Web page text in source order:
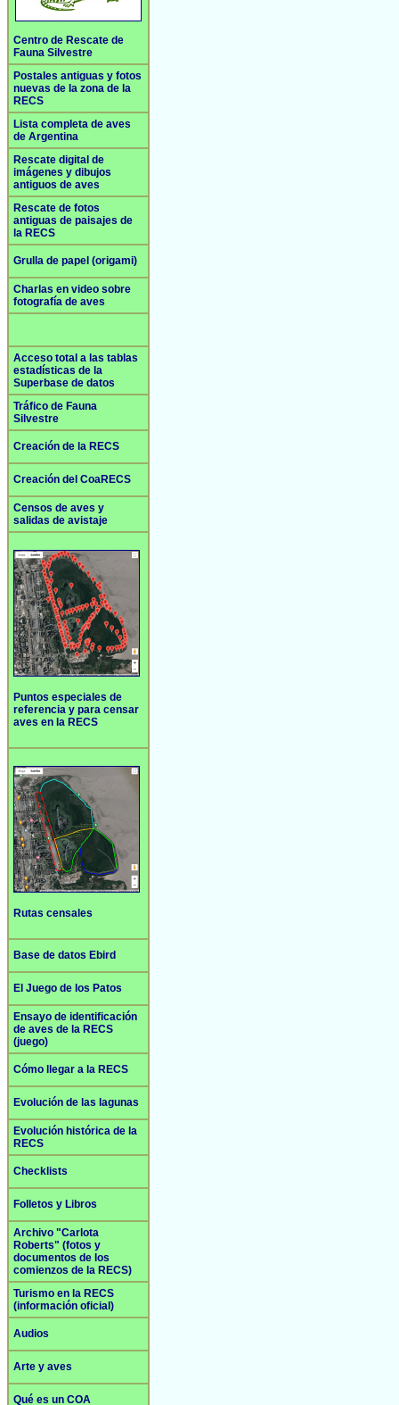
Centro de Rescate de
Fauna Silvestre
Postales antiguas y fotos
nuevas de la zona de la
RECS
Lista completa de aves
de Argentina
Rescate digital de
imágenes y dibujos
antiguos de aves
Rescate de fotos
antiguas de paisajes de
la RECS
Grulla de papel (origami)
Charlas en video sobre
fotografía de aves
Acceso total a las tablas
estadísticas de la
Superbase de datos
Tráfico de Fauna
Silvestre
Creación de la RECS
Creación del CoaRECS
Censos de aves y
salidas de avistaje
Puntos especiales de
referencia y para censar
aves en la RECS
Rutas censales
Base de datos Ebird
El Juego de los Patos
Ensayo de identificación
de aves de la RECS
(juego)
Cómo llegar a la RECS
Evolución de las lagunas
Evolución histórica de la
RECS
Checklists
Folletos y Libros
Archivo "Carlota
Roberts" (fotos y
documentos de los
comienzos de la RECS)
Turismo en la RECS
(información oficial)
Audios
Arte y aves
Qué es un COA